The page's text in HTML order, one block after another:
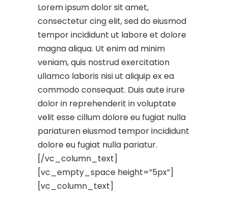
Lorem ipsum dolor sit amet,
consectetur cing elit, sed do eiusmod
tempor incididunt ut labore et dolore
magna aliqua. Ut enim ad minim
veniam, quis nostrud exercitation
ullamco laboris nisi ut aliquip ex ea
commodo consequat. Duis aute irure
dolor in reprehenderit in voluptate
velit esse cillum dolore eu fugiat nulla
pariaturen eiusmod tempor incididunt
dolore eu fugiat nulla pariatur.
[/vc_column_text]
[vc_empty_space height=”5px”]
[vc_column_text]